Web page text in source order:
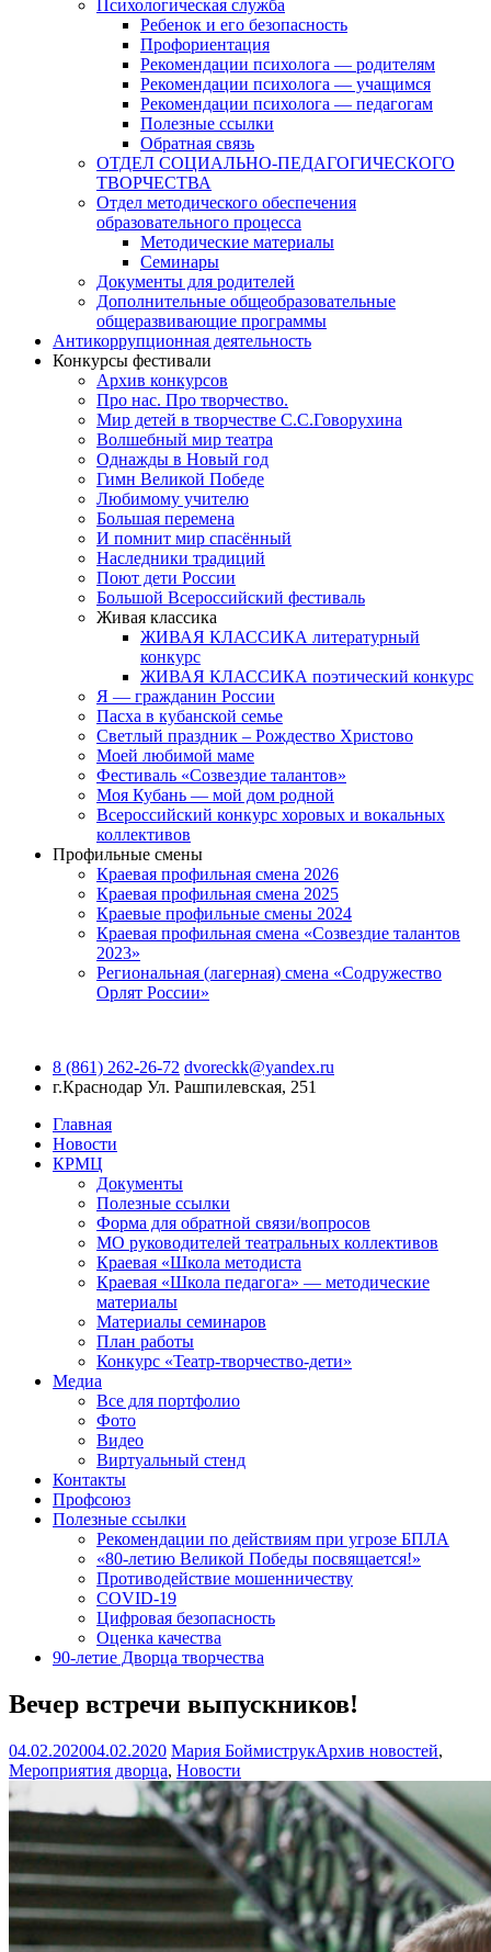
Психологическая служба
Ребенок и его безопасность
Профориентация
Рекомендации психолога — родителям
Рекомендации психолога — учащимся
Рекомендации психолога — педагогам
Полезные ссылки
Обратная связь
ОТДЕЛ СОЦИАЛЬНО-ПЕДАГОГИЧЕСКОГО
ТВОРЧЕСТВА
Отдел методического обеспечения
образовательного процесса
Методические материалы
Семинары
Документы для родителей
Дополнительные общеобразовательные
общеразвивающие программы
Антикоррупционная деятельность
Конкурсы фестивали
Архив конкурсов
Про нас. Про творчество.
Мир детей в творчестве С.С.Говорухина
Волшебный мир театра
Однажды в Новый год
Гимн Великой Победе
Любимому учителю
Большая перемена
И помнит мир спасённый
Наследники традиций
Поют дети России
Большой Всероссийский фестиваль
Живая классика
ЖИВАЯ КЛАССИКА литературный
конкурс
ЖИВАЯ КЛАССИКА поэтический конкурс
Я — гражданин России
Пасха в кубанской семье
Светлый праздник – Рождество Христово
Моей любимой маме
Фестиваль «Созвездие талантов»
Моя Кубань — мой дом родной
Всероссийский конкурс хоровых и вокальных
коллективов
Профильные смены
Краевая профильная смена 2026
Краевая профильная смена 2025
Краевые профильные смены 2024
Краевая профильная смена «Созвездие талантов
2023»
Региональная (лагерная) смена «Содружество
Орлят России»
8 (861) 262-26-72 dvoreckk@yandex.ru
г.Краснодар Ул. Рашпилевская, 251
Главная
Новости
КРМЦ
Документы
Полезные ссылки
Форма для обратной связи/вопросов
МО руководителей театральных коллективов
Краевая «Школа методиста
Краевая «Школа педагога» — методические
материалы
Материалы семинаров
План работы
Конкурс «Театр-творчество-дети»
Медиа
Все для портфолио
Фото
Видео
Виртуальный стенд
Контакты
Профсоюз
Полезные ссылки
Рекомендации по действиям при угрозе БПЛА
«80-летию Великой Победы посвящается!»
Противодействие мошенничеству
COVID-19
Цифровая безопасность
Оценка качества
90-летие Дворца творчества
Вечер встречи выпускников!
04.02.202004.02.2020 Мария БоймиструкАрхив новостей,
Мероприятия дворца, Новости